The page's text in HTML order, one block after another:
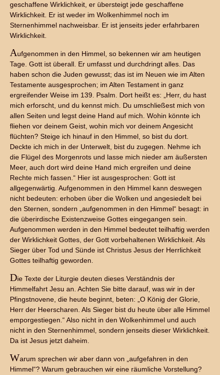
geschaffene Wirklichkeit, er übersteigt jede geschaffene
Wirklichkeit. Er ist weder im Wolkenhimmel noch im
Sternenhimmel nachweisbar. Er ist jenseits jeder erfahrbaren
Wirklichkeit.
Aufgenommen in den Himmel, so bekennen wir am heutigen
Tage. Gott ist überall. Er umfasst und durchdringt alles. Das
haben schon die Juden gewusst; das ist im Neuen wie im Alten
Testamente ausgesprochen; im Alten Testament in ganz
ergreifender Weise im 139. Psalm. Dort heißt es: „Herr, du hast
mich erforscht, und du kennst mich. Du umschließest mich von
allen Seiten und legst deine Hand auf mich. Wohin könnte ich
fliehen vor deinem Geist, wohin mich vor deinem Angesicht
flüchten? Steige ich hinauf in den Himmel, so bist du dort.
Deckte ich mich in der Unterwelt, bist du zugegen. Nehme ich
die Flügel des Morgenrots und lasse mich nieder am äußersten
Meer, auch dort wird deine Hand mich ergreifen und deine
Rechte mich fassen.“ Hier ist ausgesprochen: Gott ist
allgegenwärtig. Aufgenommen in den Himmel kann deswegen
nicht bedeuten: erhoben über die Wolken und angesiedelt bei
den Sternen, sondern „aufgenommen in den Himmel“ besagt: in
die überirdische Existenzweise Gottes eingegangen sein.
Aufgenommen werden in den Himmel bedeutet teilhaftig werden
der Wirklichkeit Gottes, der Gott vorbehaltenen Wirklichkeit. Als
Sieger über Tod und Sünde ist Christus Jesus der Herrlichkeit
Gottes teilhaftig geworden.
Die Texte der Liturgie deuten dieses Verständnis der
Himmelfahrt Jesu an. Achten Sie bitte darauf, was wir in der
Pfingstnovene, die heute beginnt, beten: „O König der Glorie,
Herr der Heerscharen. Als Sieger bist du heute über alle Himmel
emporgestiegen.“ Also nicht in den Wolkenhimmel und auch
nicht in den Sternenhimmel, sondern jenseits dieser Wirklichkeit.
Da ist Jesus jetzt daheim.
Warum sprechen wir aber dann von „aufgefahren in den
Himmel“? Warum gebrauchen wir eine räumliche Vorstellung?